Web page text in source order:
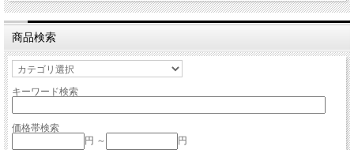
商品検索
キーワード検索
価格帯検索
円 ～
円